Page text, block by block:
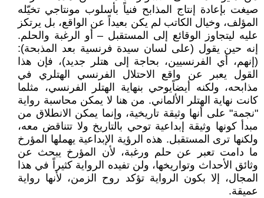
صيغت بإعادة إنتاج المذابح فنياً بأسلوب مونتاجي تخيّله
المؤلف، وخيال الكاتب لم يكن بعيداً عن الواقع، بل يرتكز
عليه ليتجاوز الوقائع إلى المستقبل – أو الرغبة والحلم.
إنه حين يقول (على لسان سيدة فرنسية بعد المذبحة):
(إنهم، أي الفرنسيين، بحاجة إلى هتلر جديد)، فإن هذا
القول يعبر عن واقع الاحتلال الفرنسي الهتلري في
مذابحه، ولكنه أيضاًيوحي بنهاية الهتلر الفرنسي، مثلما
كانت نهاية الهتلر الألماني. من هنا لا يمكن محاسبة رواية
"نجمة" على أنها وثيقة تاريخية، وإنما يمكن الانطلاق من
مبدأ كونها وثيقة إبداعية توحي بالتاريخ ولا تتناقض معه،
ولكنها ترى المستقبل. هذه الرؤية الإبداعية يهملها المؤرخ
ما دامت تعبر عن حلم ورغبة، لأن المؤرخ يبحث عن
وثائق الأحداث وتواريخها، ولن تفيده الرواية كثيراً في هذا
المجال، إلا بكون الرواية تؤكد روح الزمن، لأنها رواية
عميقة.